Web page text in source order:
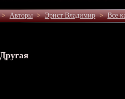
Авторы>Эрнст Владимир>Все